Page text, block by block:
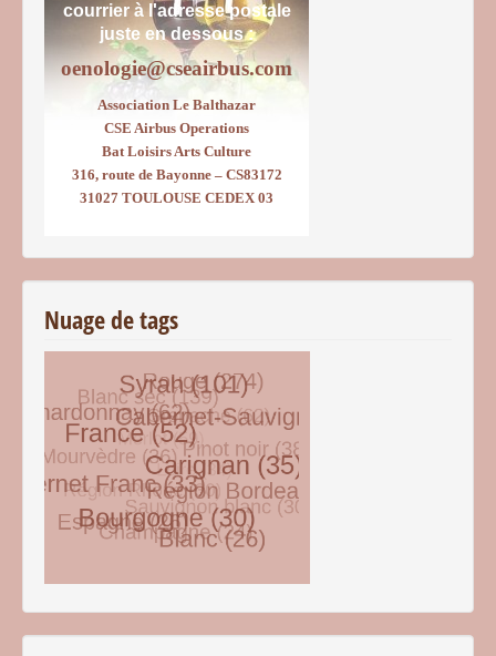
courrierà l'adresse postale
juste en dessous :
oenologie@cseairbus.com
Association Le Balthazar
CSE Airbus Operations
Bat Loisirs Arts Culture
316, route de Bayonne – CS83172
31027 TOULOUSE CEDEX 03
Nuage de tags